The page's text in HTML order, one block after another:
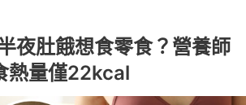
夜肚餓想食零食？營養師
熱量僅22kcal